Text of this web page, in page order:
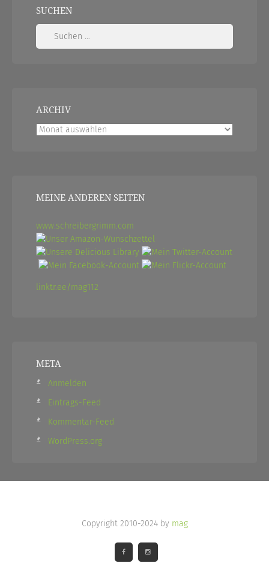
SUCHEN
Suchen
ARCHIV
Archiv
MEINE ANDEREN SEITEN
www.schreibergrimm.com
linktr.ee/mag112
META
Anmelden
Eintrags-Feed
Kommentar-Feed
WordPress.org
Copyright 2010-2024 by mag